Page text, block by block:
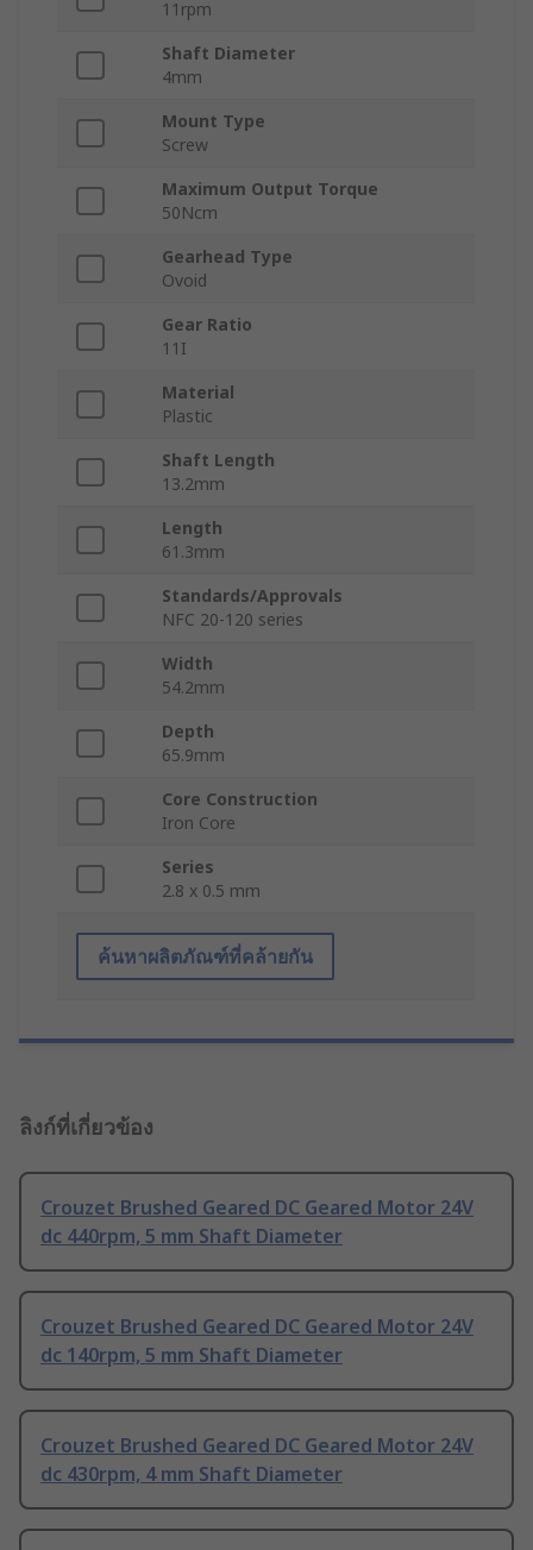
11rpm
Shaft Diameter
4mm
Mount Type
Screw
Maximum Output Torque
50Ncm
Gearhead Type
Ovoid
Gear Ratio
11I
Material
Plastic
Shaft Length
13.2mm
Length
61.3mm
Standards/Approvals
NFC 20-120 series
Width
54.2mm
Depth
65.9mm
Core Construction
Iron Core
Series
2.8 x 0.5 mm
ค้นหาผลิตภัณฑ์ที่คล้ายกัน
ลิงก์ที่เกี่ยวข้อง
Crouzet Brushed Geared DC Geared Motor 24V
dc 440rpm, 5 mm Shaft Diameter
Crouzet Brushed Geared DC Geared Motor 24V
dc 140rpm, 5 mm Shaft Diameter
Crouzet Brushed Geared DC Geared Motor 24V
dc 430rpm, 4 mm Shaft Diameter